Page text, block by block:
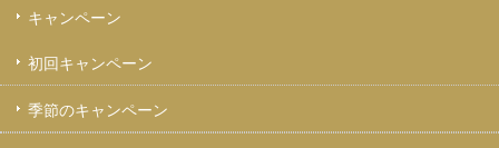
キャンペーン
初回キャンペーン
季節のキャンペーン